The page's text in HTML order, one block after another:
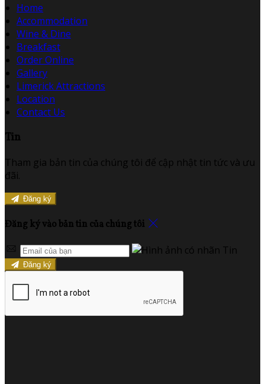
Home
Accommodation
Wine & Dine
Breakfast
Order Online
Gallery
Limerick Attractions
Location
Contact Us
Tin
Tham gia bản tin của chúng tôi để cập nhật tin tức và ưu
đãi.
Đăng ký
Đăng ký vào bản tin của chúng tôi
Đăng ký